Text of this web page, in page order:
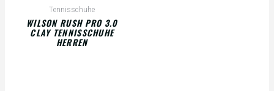
Tennisschuhe
WILSON RUSH PRO 3.0
CLAY TENNISSCHUHE
HERREN